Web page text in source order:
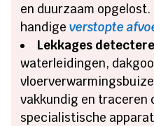
en duurzaam
handigeverstopte
Lekkages
waterleidingen,
vakkundig en traceren
specialistische